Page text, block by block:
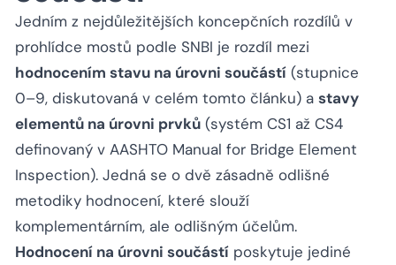
Jedním z nejdůležitějších koncepčních rozdílů v
prohlídce mostů podle SNBI je rozdíl mezi
hodnocením stavu na úrovni součástí (stupnice
0–9, diskutovaná v celém tomto článku) a stavy
elementů na úrovni prvků (systém CS1 až CS4
definovaný v AASHTO Manual for Bridge Element
Inspection). Jedná se o dvě zásadně odlišné
metodiky hodnocení, které slouží
komplementárním, ale odlišným účelům.
Hodnocení na úrovni součástí poskytuje jediné